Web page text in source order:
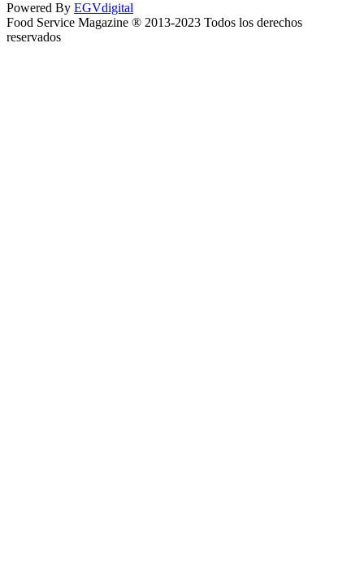
Powered By EGVdigital
Food Service Magazine ® 2013-2023 Todos los derechos
reservados